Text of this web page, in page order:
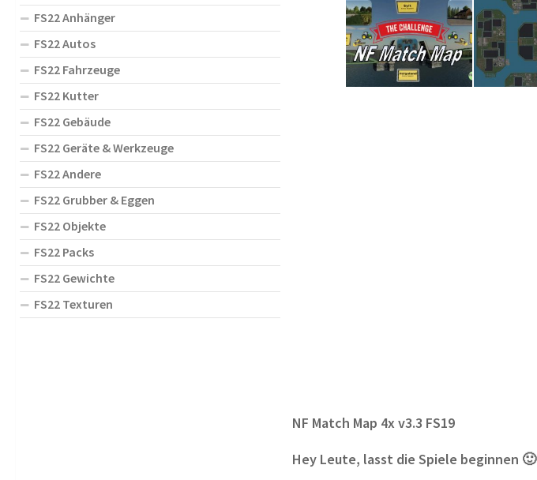
NF Match Map 4x v3.3 FS19
Hey Leute, lasst die Spiele beginnen 🙂
FS22 Anhänger
FS22 Autos
FS22 Fahrzeuge
FS22 Kutter
FS22 Gebäude
FS22 Geräte & Werkzeuge
FS22 Andere
FS22 Grubber & Eggen
FS22 Objekte
FS22 Packs
FS22 Gewichte
FS22 Texturen